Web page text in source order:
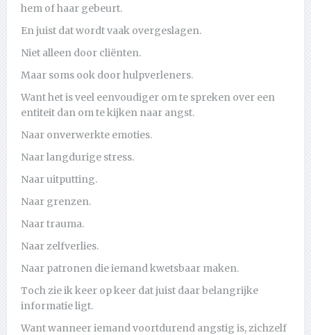
hem of haar gebeurt.
En juist dat wordt vaak overgeslagen.
Niet alleen door cliënten.
Maar soms ook door hulpverleners.
Want het is veel eenvoudiger om te spreken over een
entiteit dan om te kijken naar angst.
Naar onverwerkte emoties.
Naar langdurige stress.
Naar uitputting.
Naar grenzen.
Naar trauma.
Naar zelfverlies.
Naar patronen die iemand kwetsbaar maken.
Toch zie ik keer op keer dat juist daar belangrijke
informatie ligt.
Want wanneer iemand voortdurend angstig is, zichzelf